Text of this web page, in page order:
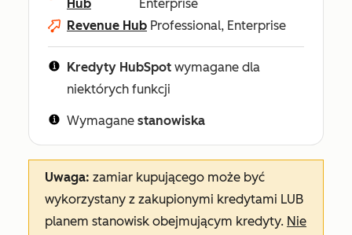
Hub
Enterprise
Revenue Hub Professional, Enterprise
Kredyty HubSpot wymagane dla
niektórych funkcji
Wymagane stanowiska
Uwaga: zamiar kupującego może być
wykorzystany z zakupionymi kredytami LUB
planem stanowisk obejmującym kredyty. Nie